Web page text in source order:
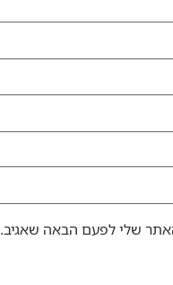
שלי לפעם הבאה שאגיב.